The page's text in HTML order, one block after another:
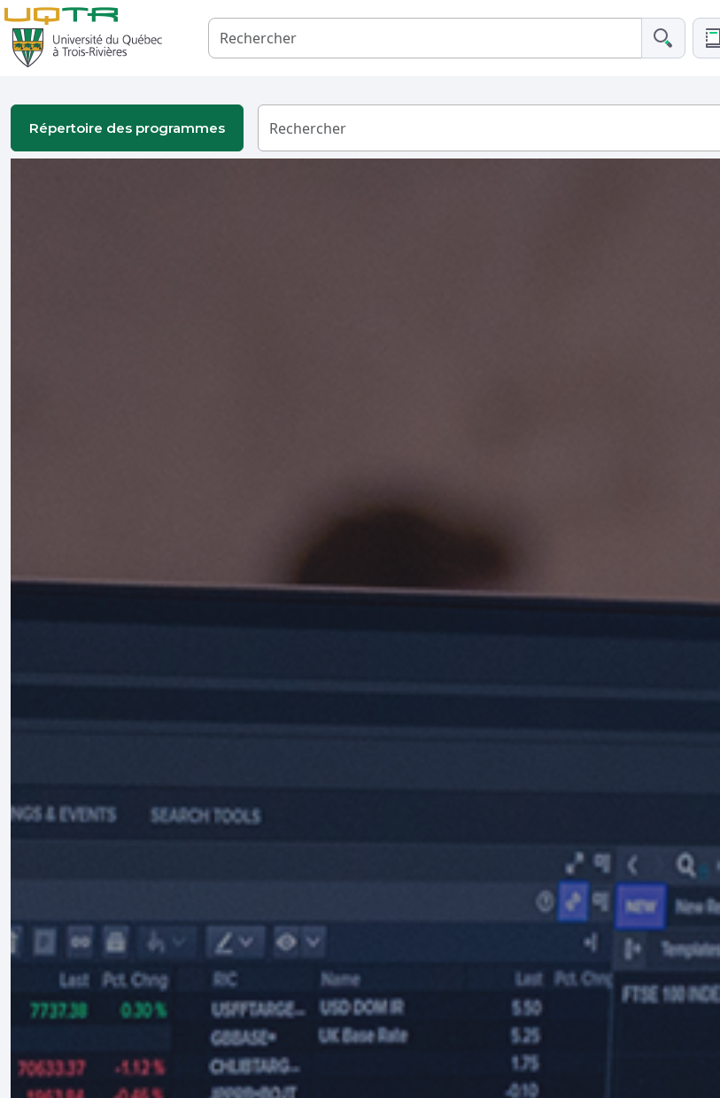
Répertoire des programmes